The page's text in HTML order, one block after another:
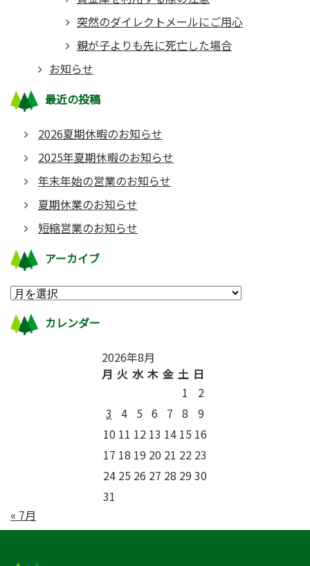
突然のダイレクトメールにご用心
親が子よりも先に死亡した場合
お知らせ
最近の投稿
2026夏期休暇のお知らせ
2025年夏期休暇のお知らせ
年末年始の営業のお知らせ
夏期休業のお知らせ
短縮営業のお知らせ
アーカイブ
カレンダー
2026年8月
月 火 水 木 金 土 日
1
2
3 4 5 6 7 8
9
10 11 12 13 14 15 16
17 18 19 20 21 22 23
24 25 26 27 28 2930
31
« 7月